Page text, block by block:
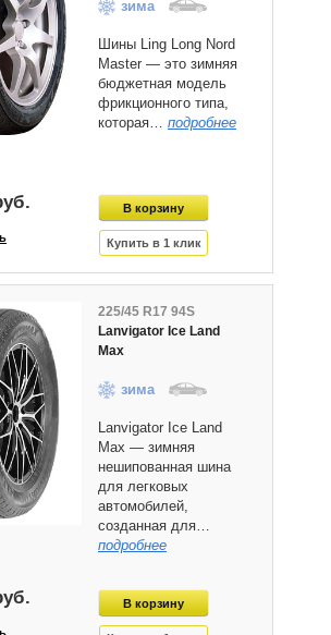
зима
Шины Ling Long Nord
Master — это зимняя
бюджетная модель
фрикционного типа,
которая… подробнее
225/45 R17 94S
Lanvigator Ice Land
Max
зима
Lanvigator Ice Land
Max — зимняя
нешипованная шина
для легковых
автомобилей,
созданная для…
подробнее